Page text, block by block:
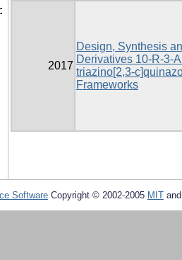
2017
Design, Synthesis
Derivatives 10-R-3-
triazino[2,3-
Frameworks
Software Copyright © 2002-2005 MIT